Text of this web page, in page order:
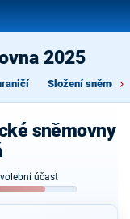
2025
Složení
sněmovny
volební účast